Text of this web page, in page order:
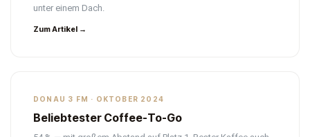
unter einem Dach.
Zum Artikel →
DONAU 3 FM · OKTOBER 2024
Beliebtester Coffee-To-Go